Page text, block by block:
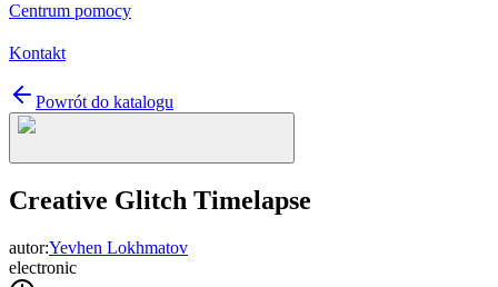
Centrum pomocy
Kontakt
Powrót do katalogu
Creative Glitch Timelapse
autor:Yevhen Lokhmatov
electronic